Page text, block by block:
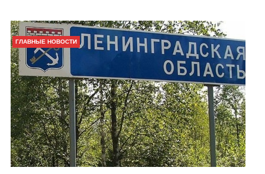
ГЛАВНЫЕ НОВОСТИ